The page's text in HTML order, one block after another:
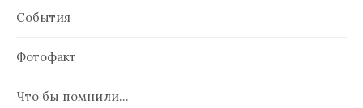
События
Фотофакт
Что бы помнили…